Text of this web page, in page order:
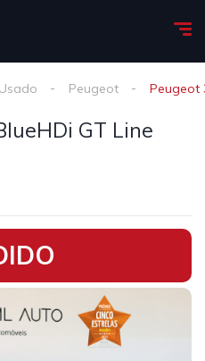
Usado Peugeot Peugeot
GT Line